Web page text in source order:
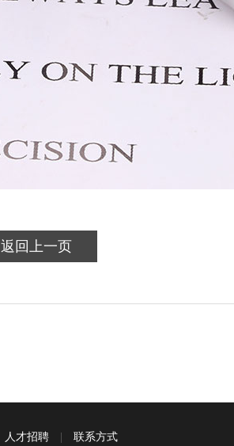
返回上一页
人才招聘 联系方式